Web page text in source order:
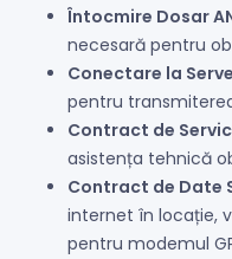
Întocmire Dosar
necesară pentru
Conectare la
pentru
Contract de
asistența tehnică
Contract de Date
internet în locație,
pentru modemul